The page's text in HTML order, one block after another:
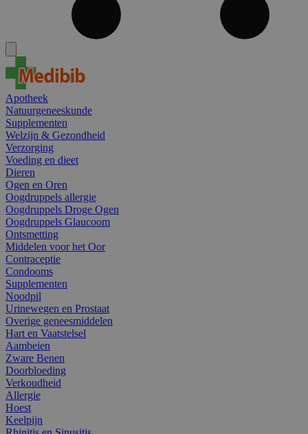
Apotheek
Natuurgeneeskunde
Supplementen
Welzijn & Gezondheid
Verzorging
Voeding en dieet
Dieren
Ogen en Oren
Oogdruppels allergie
Oogdruppels Droge Ogen
Oogdruppels Glaucoom
Ontsmetting
Middelen voor het Oor
Contraceptie
Condooms
Supplementen
Noodpil
Urinewegen en Prostaat
Overige geneesmiddelen
Hart en Vaatstelsel
Aambeien
Zware Benen
Doorbloeding
Verkoudheid
Allergie
Hoest
Keelpijn